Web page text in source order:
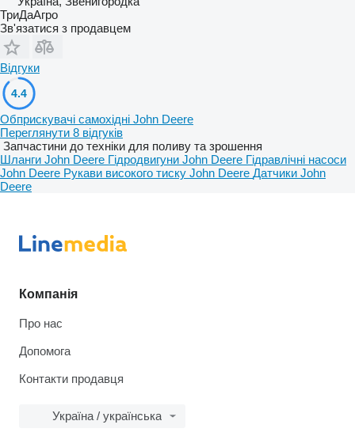
ТриДаАгро
Зв'язатися з продавцем
Відгуки
4.4
Обприскувачі самохідні John Deere
Переглянути 8 відгуків
Запчастини до техніки для поливу та зрошення
Шланги John Deere Гідродвигуни John Deere Гідравлічні насоси
John Deere Рукави високого тиску John Deere Датчики John
Deere
Компанія
Про нас
Допомога
Контакти продавця
Україна / українська